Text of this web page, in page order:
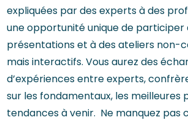
expliquées par des experts à des
une opportunité unique de participer
présentations et à des ateliers non-
mais interactifs. Vous aurez des
d’expériences entre experts,
sur les fondamentaux, les meilleures
tendances à venir. Ne manquez pas